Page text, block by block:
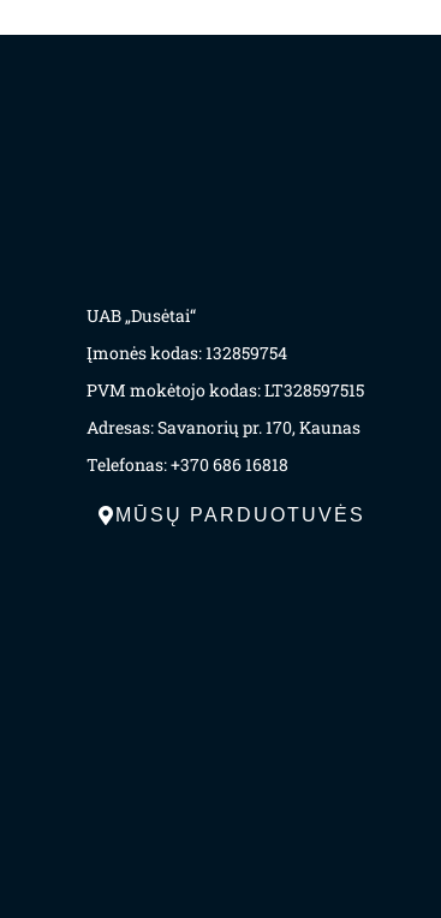
UAB „Dusėtai“
Įmonės kodas: 132859754
PVM mokėtojo kodas: LT328597515
Adresas: Savanorių pr. 170, Kaunas
Telefonas: +370 686 16818
MŪSŲ PARDUOTUVĖS